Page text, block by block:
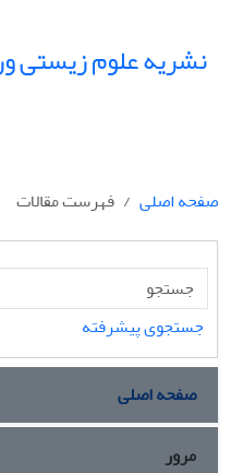
نشریه علوم زیستی
صفحه اصلی
فهرست مقالات
جستجوی پیشرفته
صفحه اصلی
مرور